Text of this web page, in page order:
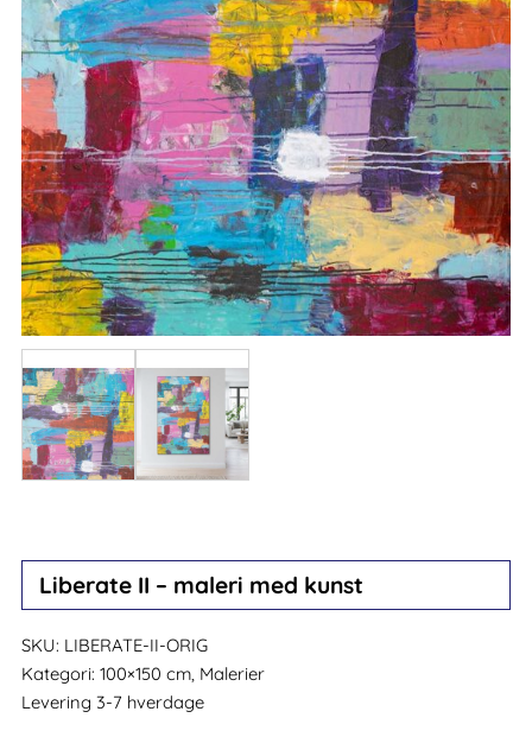
Liberate II – maleri med kunst
SKU: LIBERATE-II-ORIG
Kategori: 100×150 cm, Malerier
Levering 3-7 hverdage